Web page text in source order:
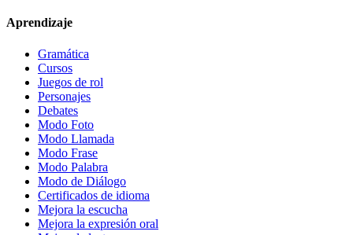
Aprendizaje
Gramática
Cursos
Juegos de rol
Personajes
Debates
Modo Foto
Modo Llamada
Modo Frase
Modo Palabra
Modo de Diálogo
Certificados de idioma
Mejora la escucha
Mejora la expresión oral